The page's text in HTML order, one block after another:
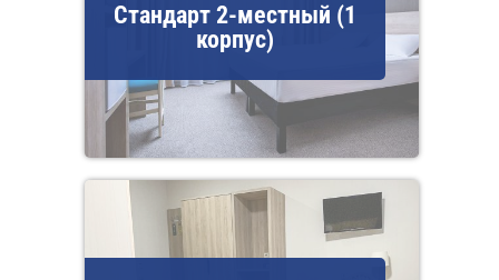
Стандарт 2-местный (1
корпус)